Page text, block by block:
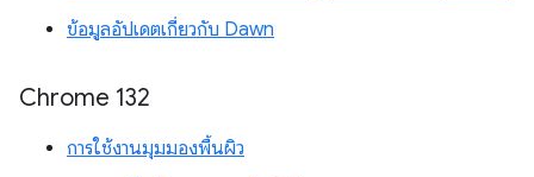
ข้อมูลอัปเดตเกี่ยวกับ Dawn
Chrome 132
การใช้งานมุมมองพื้นผิว